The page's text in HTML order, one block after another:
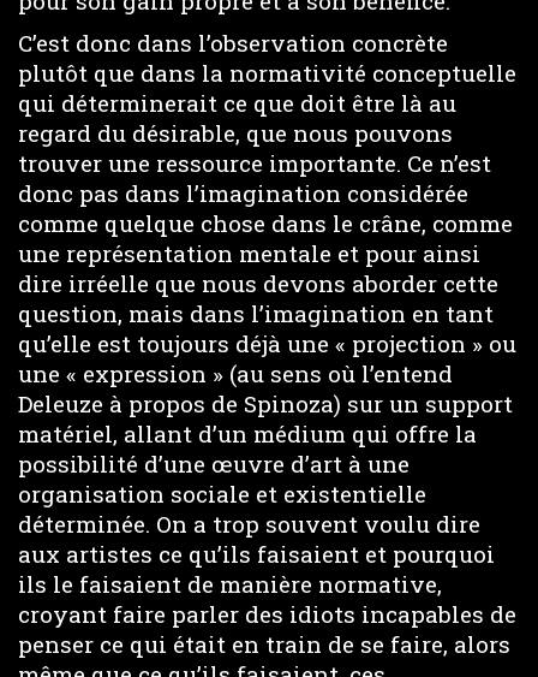
C’est donc dans l’observation concrète
plutôt que dans la normativité conceptuelle
qui déterminerait ce que doit être là au
regard du désirable, que nous pouvons
trouver une ressource importante. Ce n’est
donc pas dans l’imagination considérée
comme quelque chose dans le crâne, comme
une représentation mentale et pour ainsi
dire irréelle que nous devons aborder cette
question, mais dans l’imagination en tant
qu’elle est toujours déjà une « projection » ou
une « expression » (au sens où l’entend
Deleuze à propos de Spinoza) sur un support
matériel, allant d’un médium qui offre la
possibilité d’une œuvre d’art à une
organisation sociale et existentielle
déterminée. On a trop souvent voulu dire
aux artistes ce qu’ils faisaient et pourquoi
ils le faisaient de manière normative,
croyant faire parler des idiots incapables de
penser ce qui était en train de se faire, alors